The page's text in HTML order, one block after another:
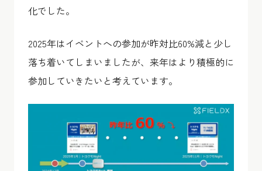
化でした。
2025年はイベントへの参加が昨対比60%減と少し
落ち着いてしまいましたが、来年はより積極的に
参加していきたいと考えています。